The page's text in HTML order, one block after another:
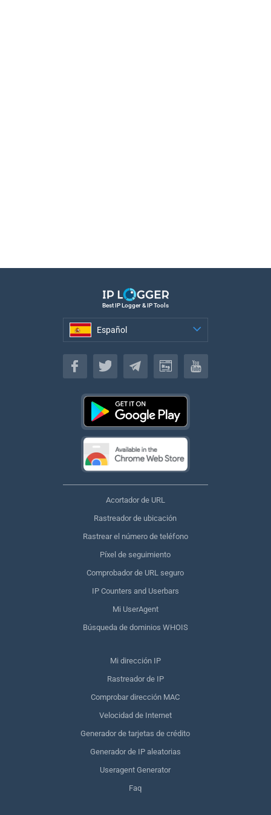
Best IP Logger & IP Tools
Español
Español
Acortador de URL
Rastreador de ubicación
Rastrear el número de teléfono
Píxel de seguimiento
Comprobador de URL seguro
IP Counters and Userbars
Mi UserAgent
Búsqueda de dominios WHOIS
Mi dirección IP
Rastreador de IP
Comprobar dirección MAC
Velocidad de Internet
Generador de tarjetas de crédito
Generador de IP aleatorias
Useragent Generator
Faq